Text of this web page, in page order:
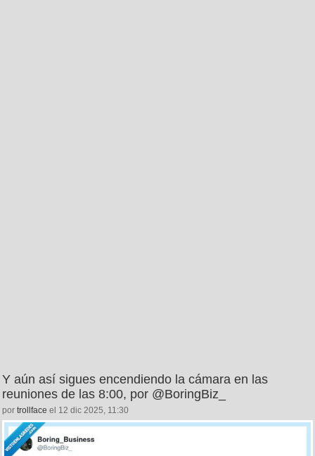
Y aún así sigues encendiendo la cámara en las
reuniones de las 8:00, por @BoringBiz_
por trollface el 12 dic 2025, 11:30